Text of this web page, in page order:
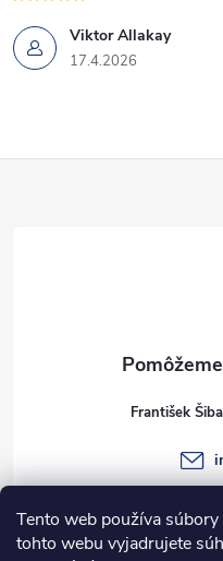
Tento web používa
tohto webu vyjadrujete
Viktor Allakay
17.4.2026
e
František Šiba